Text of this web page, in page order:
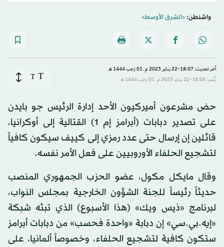
واشنطن:«الشرق الأوسط»
آخر تحديث: 18:07-22 يناير 2023 م ـ 01 رَجب 1444 هـ
نُشر: 18:06-22 يناير 2023 م ـ 01 رَجب 1444 هـ
T
T
حض مشرعون أميركيون الأحد إدارة الرئيس جو بايدن
على تصدير دبابات (أبرامز إم 1) القتالية إلى أوكرانيا،
قائلين إن إرسال حتى عدد رمزي إلى كييف سيكون كافياً
لتشجيع الحلفاء الأوروبيين على فعل الأمر نفسه.
وقال مايكل مكول، عضو الحزب الجمهوري المنصب
حديثاً رئيساً للجنة الشؤون الخارجية بمجلس النواب،
لبرنامج «ذيس ويك» (هذا الأسبوع) الذي تبثه شبكة
«إيه.بي.سي» إن دبابة «واحدة فحسب» من دبابات أبرامز
ستكون كافية لتشجيع الحلفاء، وخصوصاً ألمانيا، على